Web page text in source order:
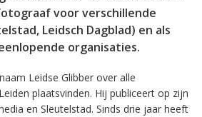
voor verschillende
Leidsch Dagblad) en als
organisaties.
Leidse Glibber over alle
plaatsvinden. Hij publiceert op zijn
en Sleutelstad. Sinds drie jaar heeft